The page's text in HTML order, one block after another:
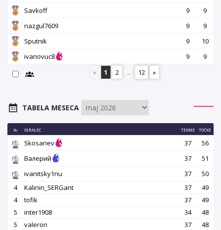
Savkoff
9
9
nazgul7609
9
9
Sputnik
9
10
ivanovuc8
9
9
«
1 2 ... 12 »
TABELA MESECA
№ IGRALEC TEKME TOČKE
Skosariev 37
56
Валерий
37
51
ivanitsky1nu
37
50
4
Kalinin_SERGant 37
49
4
tofik 37
49
5
inter1908 34
48
5
valeron 37
48